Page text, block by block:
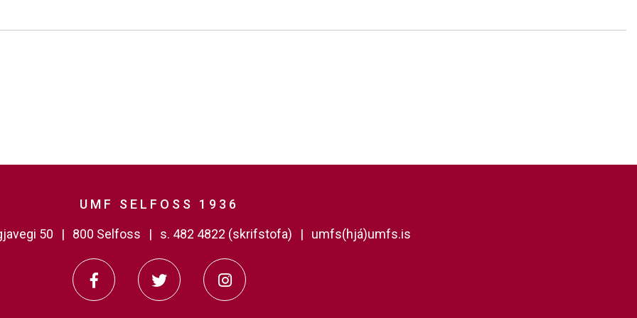
UMF SELFOSS 1936
50
800 Selfoss s. 482 4822 (skrifstofa) umfs(hjá)umfs.is